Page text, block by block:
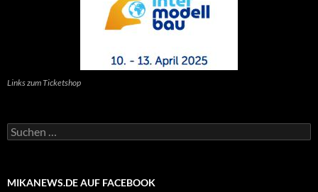
Links zum Ticketshop
Suchen
nach:
MIKANEWS.DE AUF FACEBOOK